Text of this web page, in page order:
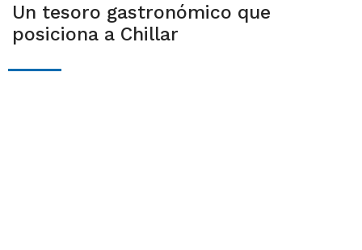
Un tesoro gastronómico que
posiciona a Chillar